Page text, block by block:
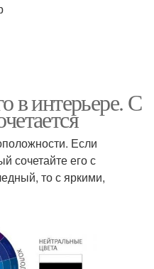
в интерьере. С
Если
сочетайте его с
то с яркими,